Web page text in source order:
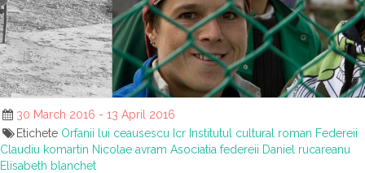
30 March 2016 - 13 April 2016
Etichete Orfanii lui ceausescu Icr Institutul cultural roman Federeii
Claudiu komartin Nicolae avram Asociatia federeii Daniel rucareanu
Elisabeth blanchet